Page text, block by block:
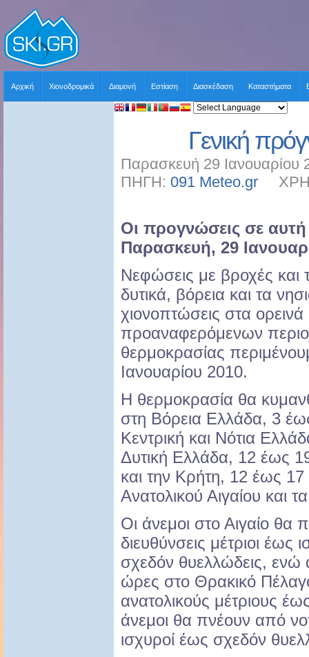
Αρχική Χιονοδρομικά Διαμονή Εστίαση Διασκέδαση Καταστήματα
Γενική
Παρασκευή 29 Ιανουαρίου
ΠΗΓΗ: 091 Meteo.gr
Οι προγνώσεις σε αυτή
Παρασκευή, 29
Νεφώσεις με βροχές και
δυτικά, βόρεια και τα
χιονοπτώσεις στα
προαναφερόμενων
θερμοκρασίας
Ιανουαρίου 2010.
Η θερμοκρασία θα
στη Βόρεια Ελλάδα, 3
Κεντρική και Νότια
Δυτική Ελλάδα, 12 έως
και την Κρήτη, 12 έως
Ανατολικού Αιγαίου και
Οι άνεμοι στο Αιγαίο θα
διευθύνσεις μέτριοι έως
σχεδόν θυελλώδεις, ενώ
ώρες στο Θρακικό
ανατολικούς μέτριους
άνεμοι θα πνέουν από
ισχυροί έως σχεδόν